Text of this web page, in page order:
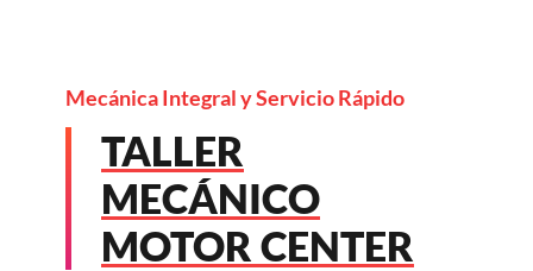
Mecánica Integral y Servicio Rápido
TALLER
MECÁNICO
MOTOR CENTER